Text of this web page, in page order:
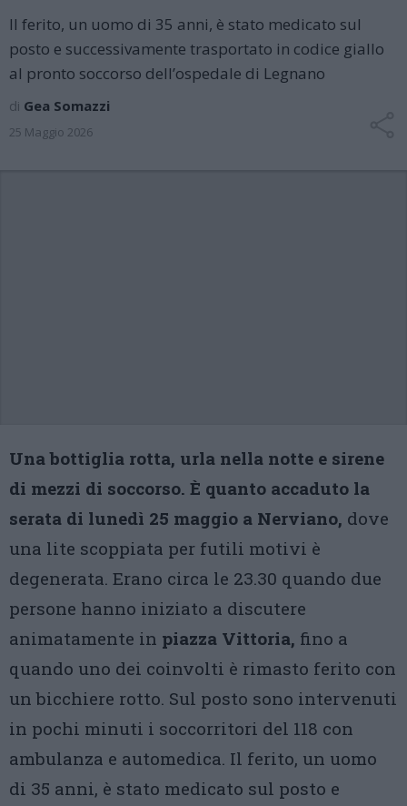
Il ferito, un uomo di 35 anni, è stato medicato sul
posto e successivamente trasportato in codice giallo
al pronto soccorso dell’ospedale di Legnano
di Gea Somazzi
25 Maggio 2026
Una bottiglia rotta, urla nella notte e sirene
di mezzi di soccorso. È quanto accaduto la
serata di lunedì 25 maggio a Nerviano, dove
una lite scoppiata per futili motivi è
degenerata. Erano circa le 23.30 quando due
persone hanno iniziato a discutere
animatamente in piazza Vittoria, fino a
quando uno dei coinvolti è rimasto ferito con
un bicchiere rotto. Sul posto sono intervenuti
in pochi minuti i soccorritori del 118 con
ambulanza e automedica. Il ferito, un uomo
di 35 anni, è stato medicato sul posto e